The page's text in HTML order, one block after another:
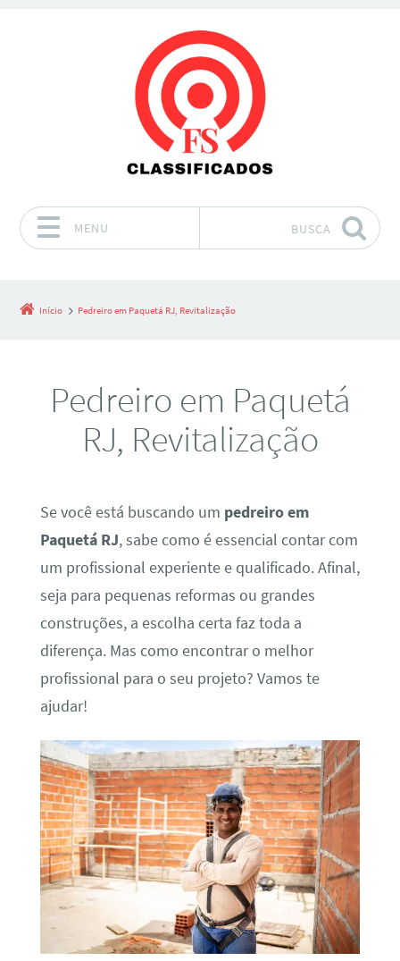
MENU BUSCA
Início Pedreiro em Paquetá RJ, Revitalização
Pedreiro em Paquetá
RJ, Revitalização
Se você está buscando um pedreiro em
Paquetá RJ, sabe como é essencial contar com
um profissional experiente e qualificado. Afinal,
seja para pequenas reformas ou grandes
construções, a escolha certa faz toda a
diferença. Mas como encontrar o melhor
profissional para o seu projeto? Vamos te
ajudar!